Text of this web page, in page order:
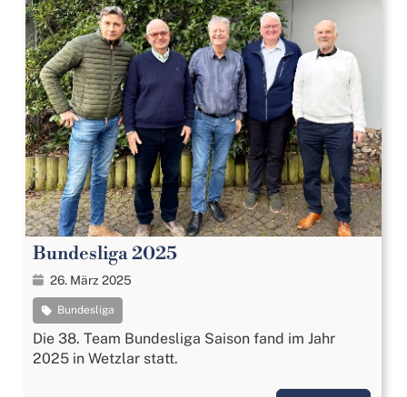
Bundesliga 2025
26. März 2025
Bundesliga
Die 38. Team Bundesliga Saison fand im Jahr
2025 in Wetzlar statt.